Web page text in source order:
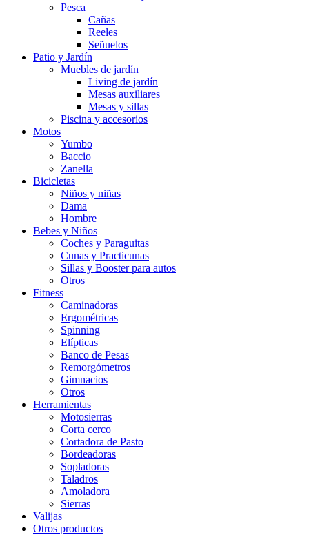
Pesca
Cañas
Reeles
Señuelos
Patio y Jardín
Muebles de jardín
Living de jardín
Mesas auxiliares
Mesas y sillas
Piscina y accesorios
Motos
Yumbo
Baccio
Zanella
Bicicletas
Niños y niñas
Dama
Hombre
Bebes y Niños
Coches y Paraguitas
Cunas y Practicunas
Sillas y Booster para autos
Otros
Fitness
Caminadoras
Ergométricas
Spinning
Elípticas
Banco de Pesas
Remorgómetros
Gimnacios
Otros
Herramientas
Motosierras
Corta cerco
Cortadora de Pasto
Bordeadoras
Sopladoras
Taladros
Amoladora
Sierras
Valijas
Otros productos